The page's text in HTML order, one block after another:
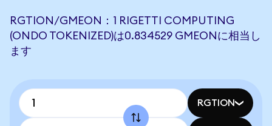
RGTION/GMEON：1 RIGETTI COMPUTING
(ONDO TOKENIZED)は0.834529 GMEONに相当し
ます
RGTION